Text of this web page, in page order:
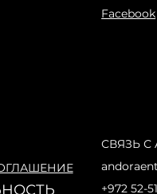
Facebook
СВЯЗЬ С
+972 52-